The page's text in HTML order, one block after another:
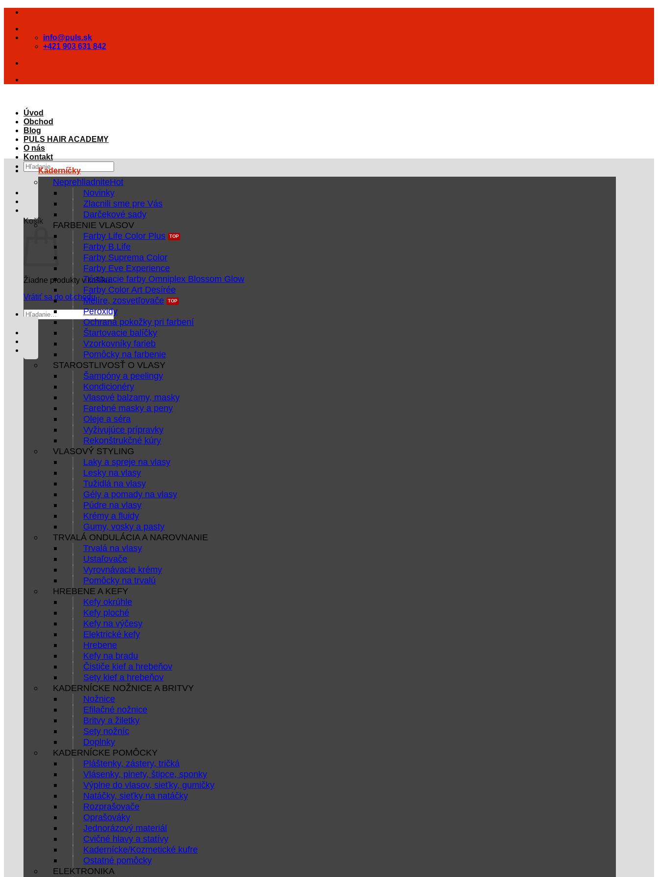
Skip
content
info@puls.sk
+421 903 631 842
Úvod
Obchod
Blog
PULS HAIR ACADEMY
O nás
Kontakt
Hľadať:
Košík
Žiadne produkty v košíku.
Vrátiť sa do obchodu
Hľadať:
Kaderníčky
Neprehliadnite
Novinky
Zlacnili sme pre Vás
Darčekové sady
FARBENIE VLASOV
Farby Life Color Plus
Farby B.Life
Farby Suprema Color
Farby Eve Experience
Tónovacie farby Omniplex Blossom Glow
Farby Color Art Desírée
Melíre, zosvetľovače
Peroxidy
Ochrana pokožky pri farbení
Štartovacie balíčky
Vzorkovníky farieb
Pomôcky na farbenie
STAROSTLIVOSŤ O VLASY
Šampóny a peelingy
Kondicionéry
Vlasové balzamy, masky
Farebné masky a peny
Oleje a séra
Vyživujúce prípravky
Rekonštrukčné kúry
VLASOVÝ STYLING
Laky a spreje na vlasy
Lesky na vlasy
Tužidlá na vlasy
Gély a pomady na vlasy
Púdre na vlasy
Krémy a fluidy
Gumy, vosky a pasty
TRVALÁ ONDULÁCIA A NAROVNANIE
Trvalá na vlasy
Ustaľovače
Vyrovnávacie krémy
Pomôcky na trvalú
HREBENE A KEFY
Kefy okrúhle
Kefy ploché
Kefy na výčesy
Elektrické kefy
Hrebene
Kefy na bradu
Čističe kief a hrebeňov
Sety kief a hrebeňov
KADERNÍCKE NOŽNICE A BRITVY
Nožnice
Efilačné nožnice
Britvy a žiletky
Sety nožníc
Doplnky
KADERNÍCKE POMÔCKY
Pláštenky, zástery, tričká
Vlásenky, pinety, štipce, sponky
Výplne do vlasov, sieťky, gumičky
Natáčky, sieťky na natáčky
Rozprašovače
Oprašováky
Jednorázový materiál
Cvičné hlavy a statívy
Kadernícke/Kozmetické kufre
Ostatné pomôcky
ELEKTRONIKA